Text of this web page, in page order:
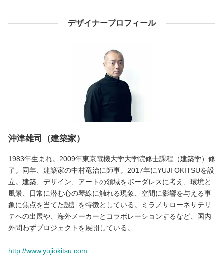
デザイナープロフィール
沖津雄司（建築家）
1983年生まれ。2009年東京電機大学大学院修士課程（建築学）修
了。同年、建築家の中村竜治に師事。2017年にYUJI OKITSUを設
立。建築、デザイン、アートの領域をボーダレスに考え、環境と
風景、日常に潜む心の琴線に触れる現象、空間に影響を与える事
象に焦点を当てた設計を特徴としている。ミラノサローネサテリ
テへの出展や、海外メーカーとコラボレーションするなど、国内
外問わずプロジェクトを展開している。
http://www.yujiokitsu.com